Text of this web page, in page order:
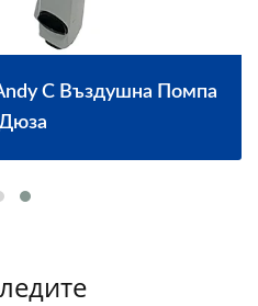
С Въздушна Помпа